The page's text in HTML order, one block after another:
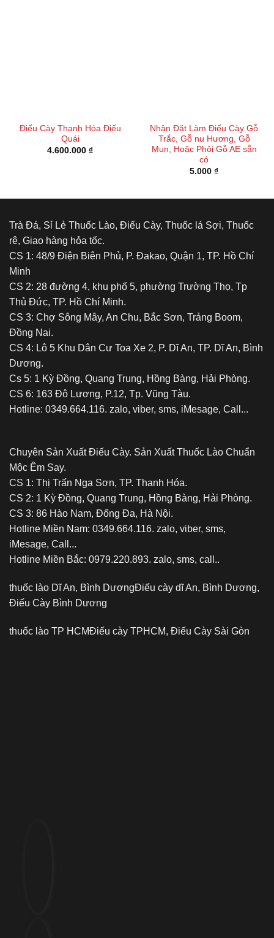
Điếu Cày Thanh Hóa Điếu
Quái
4.600.000 ₫
Nhận Đặt Làm Điếu Cày Gỗ
Trắc, Gỗ nu Hương, Gỗ
Mun, Hoặc Phôi Gỗ AE sẵn
có
5.000 ₫
Trà Đá, Sỉ Lẻ Thuốc Lào, Điếu Cày, Thuốc lá Sợi, Thuốc
rê, Giao hàng hỏa tốc.
CS 1: 48/9 Điện Biên Phủ, P. Đakao, Quận 1, TP. Hồ Chí
Minh
CS 2: 28 đường 4, khu phố 5, phường Trường Thọ, Tp
Thủ Đức, TP. Hồ Chí Minh.
CS 3: Chợ Sông Mây, An Chu, Bắc Sơn, Trảng Boom,
Đồng Nai.
CS 4: Lô 5 Khu Dân Cư Toa Xe 2, P. Dĩ An, TP. Dĩ An, Bình
Dương.
Cs 5: 1 Kỳ Đồng, Quang Trung, Hồng Bàng, Hải Phòng.
CS 6: 163 Đô Lương, P.12, Tp. Vũng Tàu.
Hotline: 0349.664.116. zalo, viber, sms, iMesage, Call...
Chuyên Sản Xuất Điếu Cày. Sản Xuất Thuốc Lào Chuẩn
Mộc Êm Say.
CS 1: Thị Trấn Nga Sơn, TP. Thanh Hóa.
CS 2: 1 Kỳ Đồng, Quang Trung, Hồng Bàng, Hải Phòng.
CS 3: 86 Hào Nam, Đống Đa, Hà Nội.
Hotline Miền Nam: 0349.664.116. zalo, viber, sms,
iMesage, Call...
Hotline Miền Bắc: 0979.220.893. zalo, sms, call..
thuốc lào Dĩ An, Bình DươngĐiếu cày dĩ An, Bình Dương,
Điếu Cày Bình Dương
thuốc lào TP HCMĐiếu cày TPHCM, Điếu Cày Sài Gòn